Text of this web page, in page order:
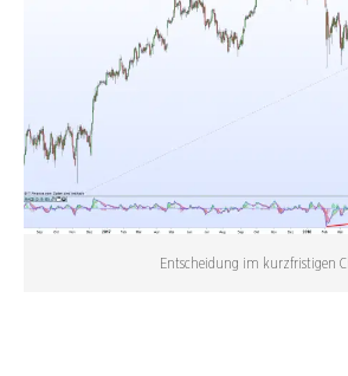
Entscheidung im kurzfristigen